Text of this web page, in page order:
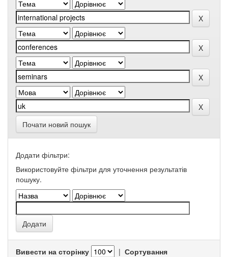
Почати новий пошук
Додати фільтри:
Використовуйте фільтри для уточнення результатів
пошуку.
Вивести на сторінку | Сортування